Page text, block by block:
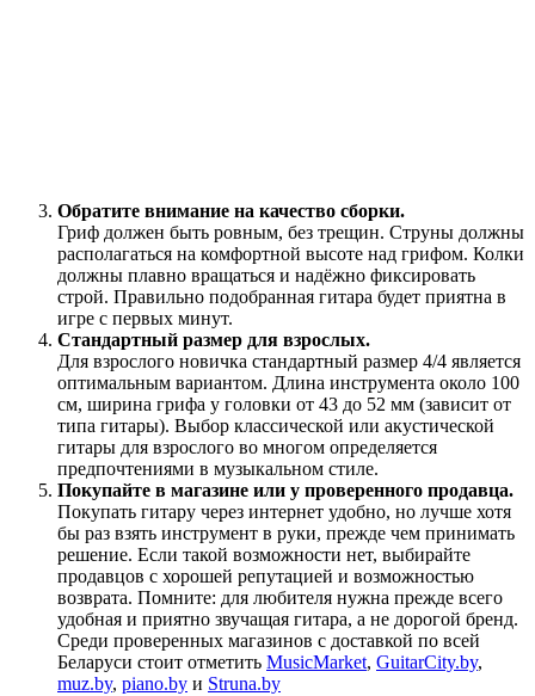
Обратите внимание на качество сборки.
Гриф должен быть ровным, без трещин. Струны должны
располагаться на комфортной высоте над грифом. Колки
должны плавно вращаться и надёжно фиксировать
строй. Правильно подобранная гитара будет приятна в
игре с первых минут.
Стандартный размер для взрослых.
Для взрослого новичка стандартный размер 4/4 является
оптимальным вариантом. Длина инструмента около 100
см, ширина грифа у головки от 43 до 52 мм (зависит от
типа гитары). Выбор классической или акустической
гитары для взрослого во многом определяется
предпочтениями в музыкальном стиле.
Покупайте в магазине или у проверенного продавца.
Покупать гитару через интернет удобно, но лучше хотя
бы раз взять инструмент в руки, прежде чем принимать
решение. Если такой возможности нет, выбирайте
продавцов с хорошей репутацией и возможностью
возврата. Помните: для любителя нужна прежде всего
удобная и приятно звучащая гитара, а не дорогой бренд.
Среди проверенных магазинов с доставкой по всей
Беларуси стоит отметить MusicMarket, GuitarCity.by,
muz.by, piano.by и Struna.by